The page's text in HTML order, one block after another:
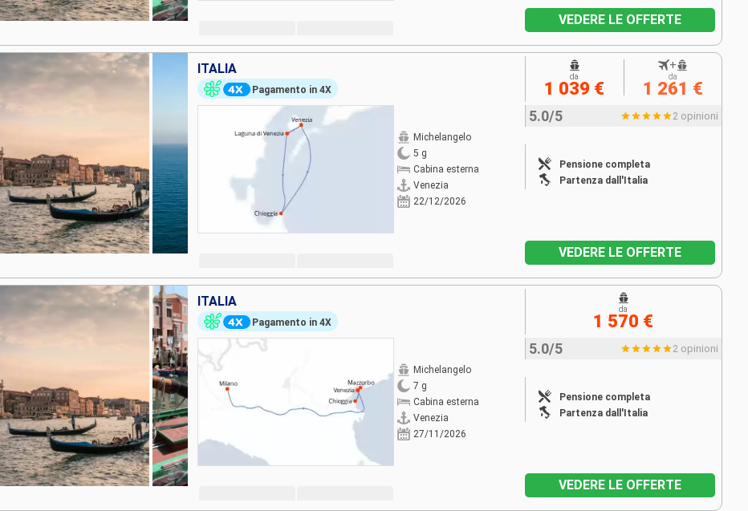
VEDERE LE OFFERTE
ITALIA
Pagamento in 4X
Michelangelo
5 g
Cabina esterna
Venezia
22/12/2026
5.0/5 2 opinioni
Pensione completa
Partenza dall'Italia
da
1 039 €
+
da
1 261 €
VEDERE LE OFFERTE
ITALIA
Pagamento in 4X
Michelangelo
7 g
Cabina esterna
Venezia
27/11/2026
5.0/5 2 opinioni
Pensione completa
Partenza dall'Italia
da
1 570 €
VEDERE LE OFFERTE